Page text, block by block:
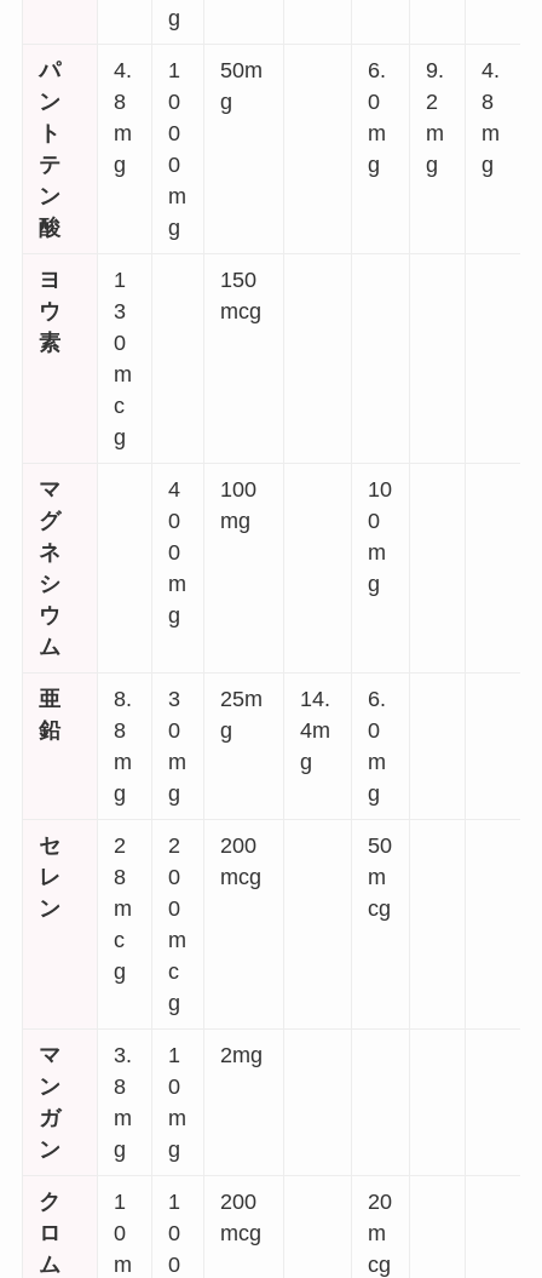
g
パ
ン
ト
テ
ン
酸
4.
8
m
g
1
0
0
0
m
g
50m
g
6.
0
m
g
9.
2
m
g
4.
8
m
g
ヨ
ウ
素
1
3
0
m
c
g
150
mcg
マ
グ
ネ
シ
ウ
ム
4
0
0
m
g
100
mg
10
0
m
g
亜
鉛
8.
8
m
g
3
0
m
g
25m
g
14.
4m
g
6.
0
m
g
セ
レ
ン
2
8
m
c
g
2
0
0
m
c
g
200
mcg
50
m
cg
マ
ン
ガ
ン
3.
8
m
g
1
0
m
g
2mg
ク
ロ
ム
1
0
m
1
0
0
200
mcg
20
m
cg